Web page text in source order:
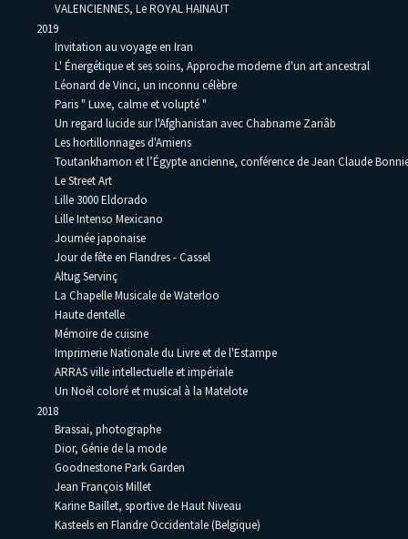
VALENCIENNES, Le ROYAL HAINAUT
2019
Invitation au voyage en Iran
L' Énergétique et ses soins, Approche moderne d'un art ancestral
Léonard de Vinci, un inconnu célèbre
Paris " Luxe, calme et volupté "
Un regard lucide sur l'Afghanistan avec Chabname Zariâb
Les hortillonnages d'Amiens
Toutankhamon et l’Égypte ancienne, conférence de Jean Claude
Le Street Art
Lille 3000 Eldorado
Lille Intenso Mexicano
Journée japonaise
Jour de fête en Flandres - Cassel
Altug Servinç
La Chapelle Musicale de Waterloo
Haute dentelle
Mémoire de cuisine
Imprimerie Nationale du Livre et de l'Estampe
ARRAS ville intellectuelle et impériale
Un Noël coloré et musical à la Matelote
2018
Brassai, photographe
Dior, Génie de la mode
Goodnestone Park Garden
Jean François Millet
Karine Baillet, sportive de Haut Niveau
Kasteels en Flandre Occidentale (Belgique)